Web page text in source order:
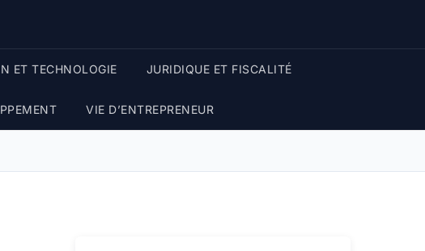
ET TECHNOLOGIE JURIDIQUE ET FISCALITÉ
VIE D’ENTREPRENEUR